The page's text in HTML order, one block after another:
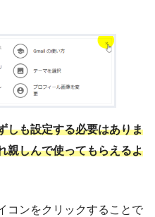
しも設定する必要はありま
親しんで使ってもらえるよ
コンをクリックすることで